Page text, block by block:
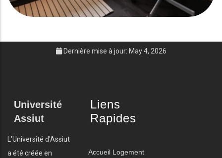
Dernière mise à jour: May 4, 2026
Université
Assiut
L'Université d'Assiut
a été créée en
Liens
Rapides
Accueil Logement